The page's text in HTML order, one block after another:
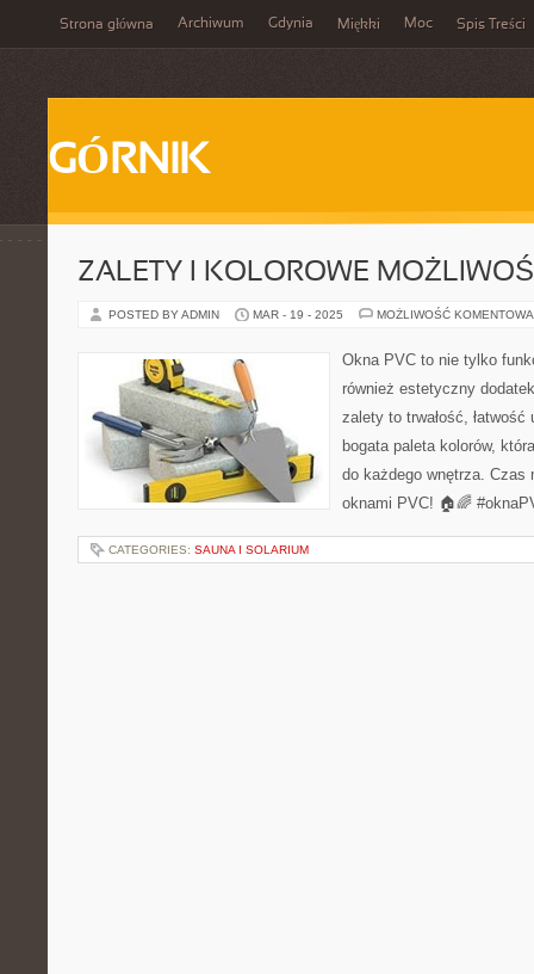
Strona główna Archiwum Gdynia Miękki Moc Spis Treści
GÓRNIK
ZALETY I KOLOROWE
POSTED BY ADMIN MAR - 19 - 2025 MOŻLIWOŚĆ
Okna PVC to nie tylko
również estetyczny
zalety to trwałość,
bogata paleta kolorów,
do każdego wnętrza. Czas
oknami PVC! 🏠🌈
CATEGORIES: SAUNA I SOLARIUM